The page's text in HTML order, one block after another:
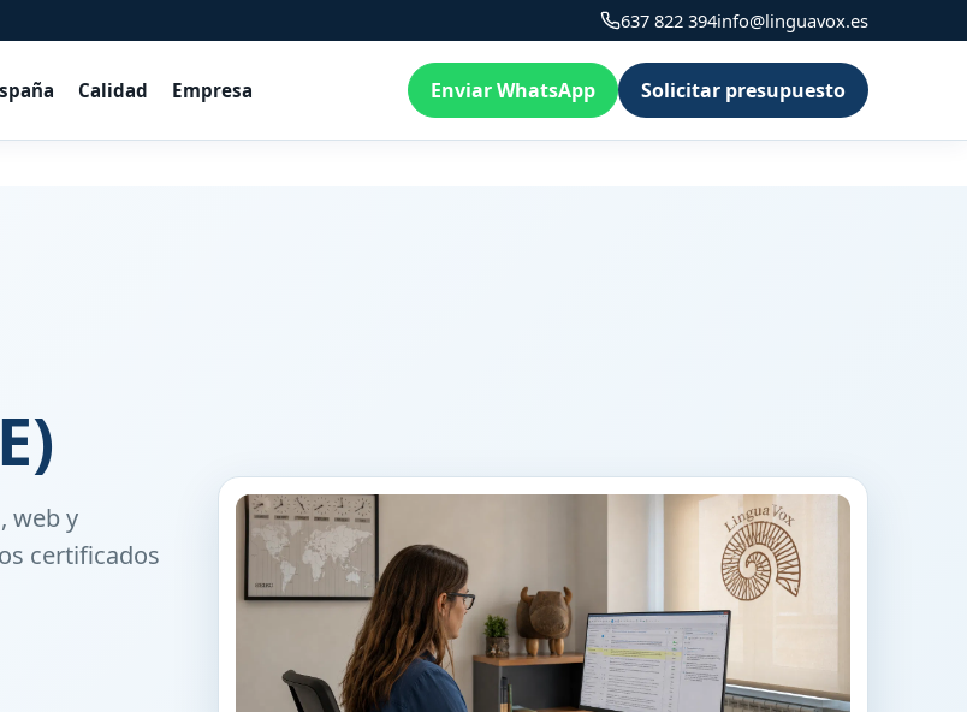
637 822 394info@linguavox.es
Calidad Empresa Enviar WhatsApp Solicitar presupuesto
web y
certificados